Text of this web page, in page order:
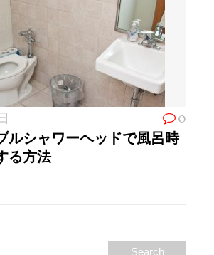
0
ルシャワーヘッドで風呂時
る方法